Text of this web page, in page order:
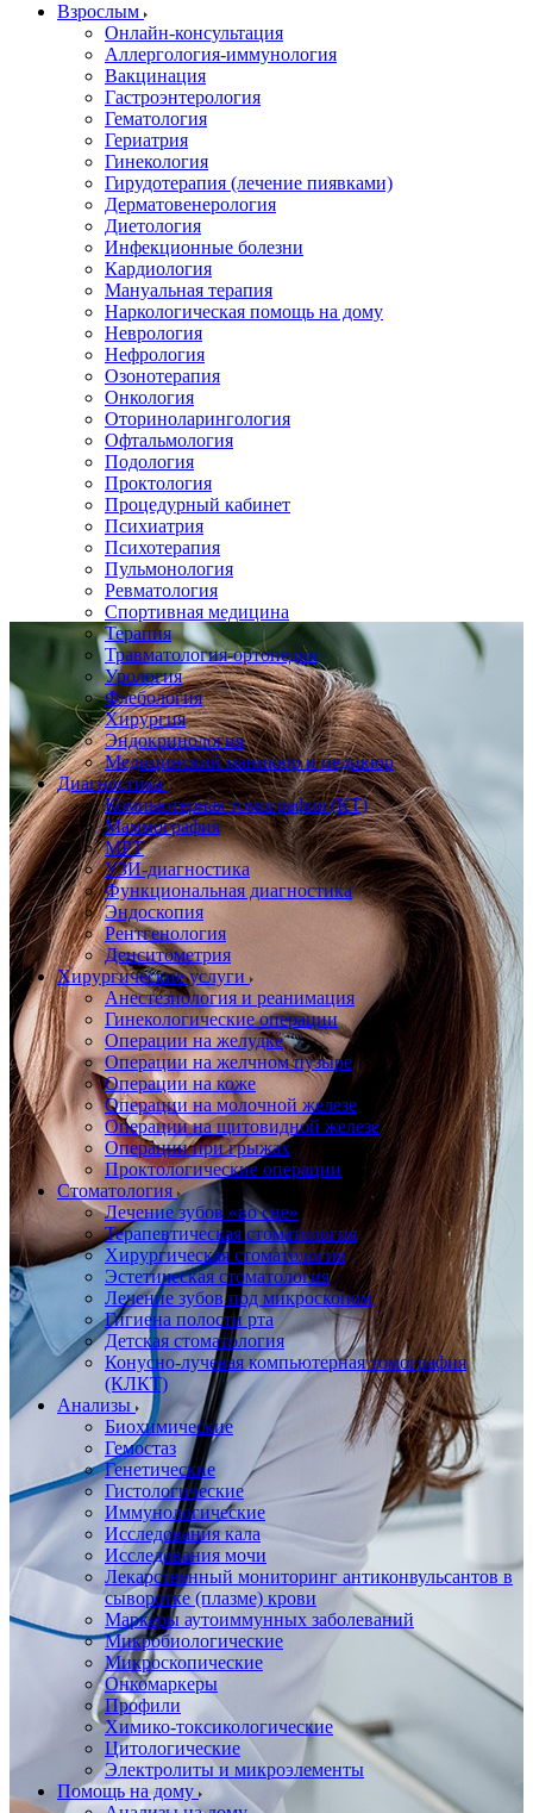
Взрослым
Онлайн-консультация
Аллергология-иммунология
Вакцинация
Гастроэнтерология
Гематология
Гериатрия
Гинекология
Гирудотерапия (лечение пиявками)
Дерматовенерология
Диетология
Инфекционные болезни
Кардиология
Мануальная терапия
Наркологическая помощь на дому
Неврология
Нефрология
Озонотерапия
Онкология
Оториноларингология
Офтальмология
Подология
Проктология
Процедурный кабинет
Психиатрия
Психотерапия
Пульмонология
Ревматология
Спортивная медицина
Терапия
Травматология-ортопедия
Урология
Флебология
Хирургия
Эндокринология
Медицинский маникюр и педикюр
Диагностика
Компьютерная томография (КТ)
Маммография
МРТ
УЗИ-диагностика
Функциональная диагностика
Эндоскопия
Рентгенология
Денситометрия
Хирургические услуги
Анестезиология и реанимация
Гинекологические операции
Операции на желудке
Операции на желчном пузыре
Операции на коже
Операции на молочной железе
Операции на щитовидной железе
Операции при грыжах
Проктологические операции
Стоматология
Лечение зубов «во сне»
Терапевтическая стоматология
Хирургическая стоматология
Эстетическая стоматология
Лечение зубов под микроскопом
Гигиена полости рта
Детская стоматология
Конусно-лучевая компьютерная томография
(КЛКТ)
Анализы
Биохимические
Гемостаз
Генетические
Гистологические
Иммунологические
Исследования кала
Исследования мочи
Лекарственный мониторинг антиконвульсантов в
сыворотке (плазме) крови
Маркеры аутоиммунных заболеваний
Микробиологические
Микроскопические
Онкомаркеры
Профили
Химико-токсикологические
Цитологические
Электролиты и микроэлементы
Помощь на дому